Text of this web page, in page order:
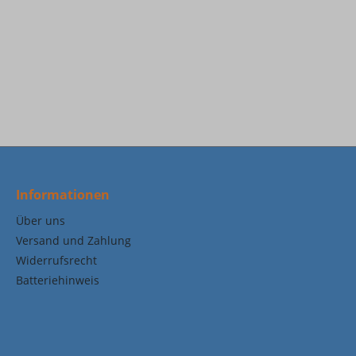
Informationen
Über uns
Versand und Zahlung
Widerrufsrecht
Batteriehinweis